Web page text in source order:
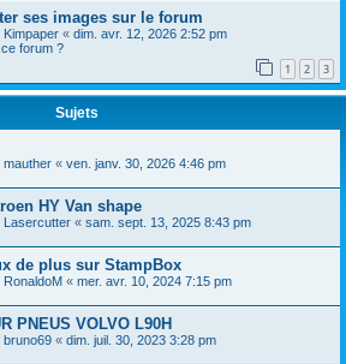
ses images sur le forum
Kimpaper « dim. avr. 12, 2026 2:52 pm
forum ?
1 2 3
Sujets
mauther « ven. janv. 30, 2026 4:46 pm
HY Van shape
Lasercutter « sam. sept. 13, 2025 8:43 pm
de plus sur StampBox
RonaldoM « mer. avr. 10, 2024 7:15 pm
PNEUS VOLVO L90H
bruno69 « dim. juil. 30, 2023 3:28 pm